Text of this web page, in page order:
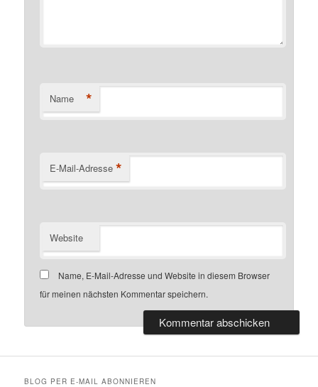
Name *
E-Mail-Adresse *
Website
Name, E-Mail-Adresse und Website in diesem Browser
für meinen nächsten Kommentar speichern.
BLOG PER E-MAIL ABONNIEREN